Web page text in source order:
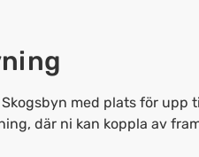
med plats för upp
där ni kan koppla av